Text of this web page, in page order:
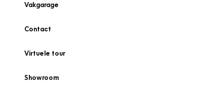
Vakgarage
Contact
Virtuele tour
Showroom